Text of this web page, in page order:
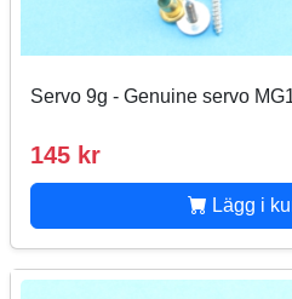
Servo 9g - Genuine servo
145 kr
Lägg i